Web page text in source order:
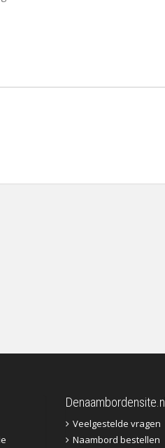
Denaambordensite.nl
Veelgestelde vragen
Naambord bestellen